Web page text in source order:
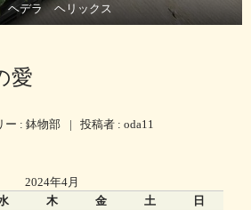
ヘデラ ヘリックス
愛
ー : 鉢物部 | 投稿者 : oda11
2024年4月
木 金 土 日